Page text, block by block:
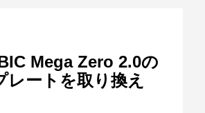
Mega Zero 2.0の
レートを取り換え